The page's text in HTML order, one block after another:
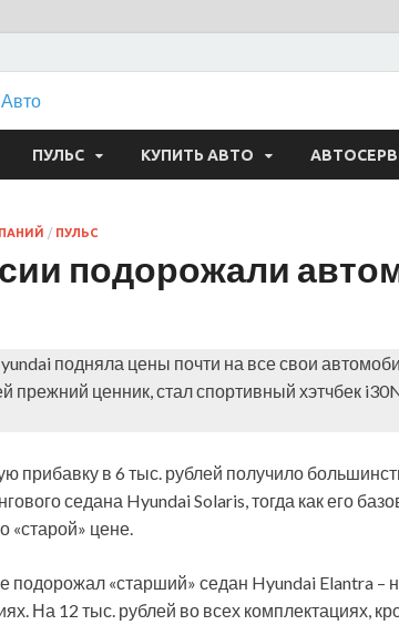
ForPost — Авто
ПУЛЬС КУПИТЬ АВТО
/ ПУЛЬС
подорожали
подняла цены почти на все свои
прежний ценник, стал спортивный хэтчбек
прибавку в 6 тыс. рублей получило
седана Hyundai Solaris, тогда как его
«старой» цене.
подорожал «старший» седан Hyundai Elantra –
На 12 тыс. рублей во всех комплектациях,